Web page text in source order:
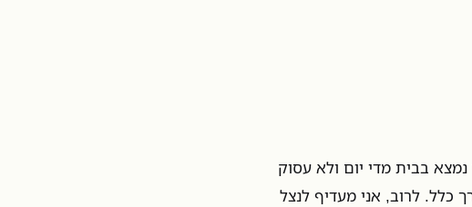
בבית מדי יום ולא עסוק
כלל. לרוב, אני מעדיף לנצל